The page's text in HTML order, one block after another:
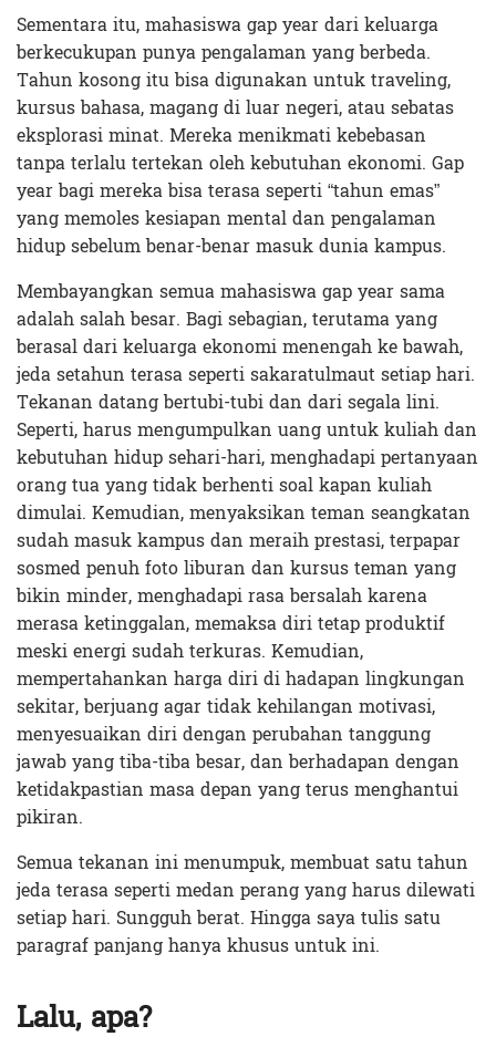
Sementara itu, mahasiswa gap year dari keluarga
berkecukupan punya pengalaman yang berbeda.
Tahun kosong itu bisa digunakan untuk traveling,
kursus bahasa, magang di luar negeri, atau sebatas
eksplorasi minat. Mereka menikmati kebebasan
tanpa terlalu tertekan oleh kebutuhan ekonomi. Gap
year bagi mereka bisa terasa seperti “tahun emas”
yang memoles kesiapan mental dan pengalaman
hidup sebelum benar-benar masuk dunia kampus.
Membayangkan semua mahasiswa gap year sama
adalah salah besar. Bagi sebagian, terutama yang
berasal dari keluarga ekonomi menengah ke bawah,
jeda setahun terasa seperti sakaratulmaut setiap hari.
Tekanan datang bertubi-tubi dan dari segala lini.
Seperti, harus mengumpulkan uang untuk kuliah dan
kebutuhan hidup sehari-hari, menghadapi pertanyaan
orang tua yang tidak berhenti soal kapan kuliah
dimulai. Kemudian, menyaksikan teman seangkatan
sudah masuk kampus dan meraih prestasi, terpapar
sosmed penuh foto liburan dan kursus teman yang
bikin minder, menghadapi rasa bersalah karena
merasa ketinggalan, memaksa diri tetap produktif
meski energi sudah terkuras. Kemudian,
mempertahankan harga diri di hadapan lingkungan
sekitar, berjuang agar tidak kehilangan motivasi,
menyesuaikan diri dengan perubahan tanggung
jawab yang tiba-tiba besar, dan berhadapan dengan
ketidakpastian masa depan yang terus menghantui
pikiran.
Semua tekanan ini menumpuk, membuat satu tahun
jeda terasa seperti medan perang yang harus dilewati
setiap hari. Sungguh berat. Hingga saya tulis satu
paragraf panjang hanya khusus untuk ini.
Lalu, apa?